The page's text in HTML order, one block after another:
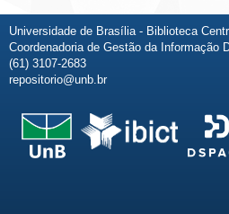
Universidade de Brasília - Biblioteca
Coordenadoria de Gestão da Informação
(61) 3107-2683
repositorio@unb.br